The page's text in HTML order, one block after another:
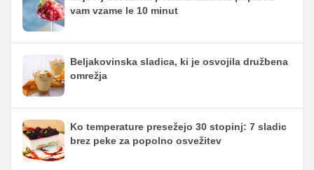
vam vzame le 10 minut
Beljakovinska sladica, ki je osvojila družbena
omrežja
Ko temperature presežejo 30 stopinj: 7 sladic
brez peke za popolno osvežitev